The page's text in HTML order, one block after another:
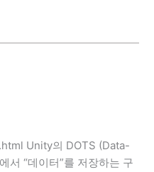
Unity의 DOTS (Data-
“데이터”를 저장하는 구